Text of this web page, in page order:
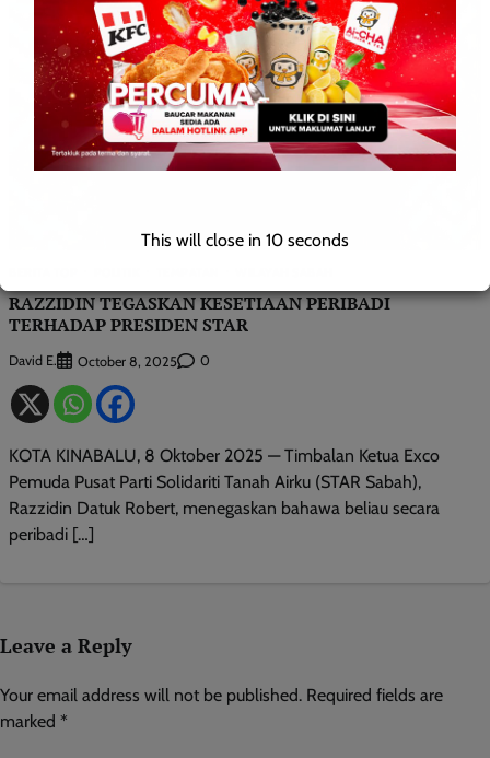
RAZZIDIN TEGASKAN KESETIAAN PERIBADI
TERHADAP PRESIDEN STAR
David E. October 8, 2025 0
KOTA KINABALU, 8 Oktober 2025 — Timbalan Ketua Exco
Pemuda Pusat Parti Solidariti Tanah Airku (STAR Sabah),
Razzidin Datuk Robert, menegaskan bahawa beliau secara
peribadi […]
Leave a Reply
Your email address will not be published. Required fields are
marked *
This will close in9seconds